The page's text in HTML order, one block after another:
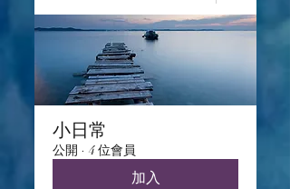
小日常
公開 · 4 位會員
加入